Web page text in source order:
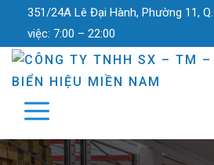
351/24A Lê Đại Hành, Phường 11, Q.
việc: 7:00 – 22:00